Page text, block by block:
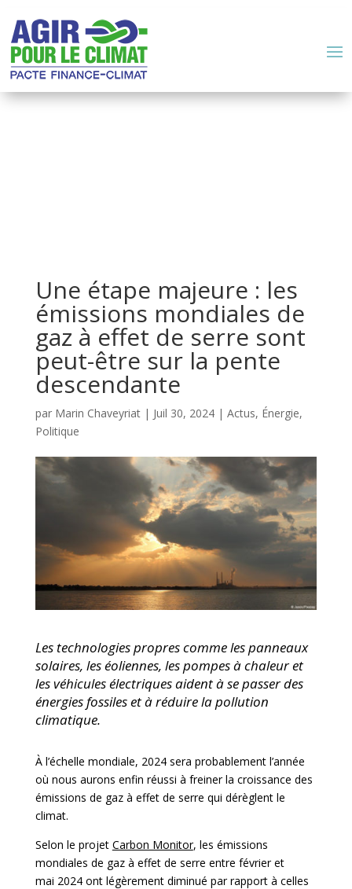
Une étape majeure : les
émissions mondiales de
gaz à effet de serre sont
peut-être sur la pente
descendante
par Marin Chaveyriat| Juil 30, 2024| Actus, Énergie,
Politique
Les technologies propres comme les panneaux
solaires, les éoliennes, les pompes à chaleur et
les véhicules électriques aident à se passer des
énergies fossiles et à réduire la pollution
climatique.
À l’échelle mondiale, 2024 sera probablement l’année
où nous aurons enfin réussi à freiner la croissance des
émissions de gaz à effet de serre qui dérèglent le
climat.
Selon le projet Carbon Monitor, les émissions
mondiales de gaz à effet de serre entre février et
mai 2024 ont légèrement diminué par rapport à celles